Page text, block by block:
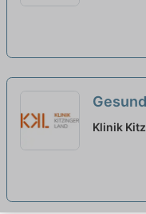
Klinik